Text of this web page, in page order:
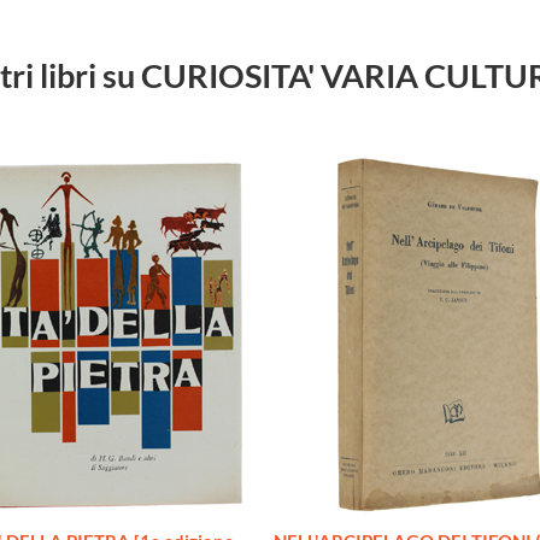
libri su CURIOSITA' VARIA